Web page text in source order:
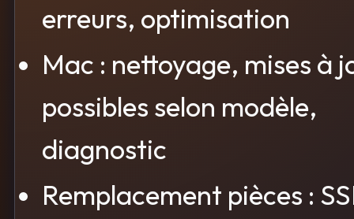
erreurs, optimisation
Mac : nettoyage, mises à
possibles selon modèle,
diagnostic
Remplacement pièces :